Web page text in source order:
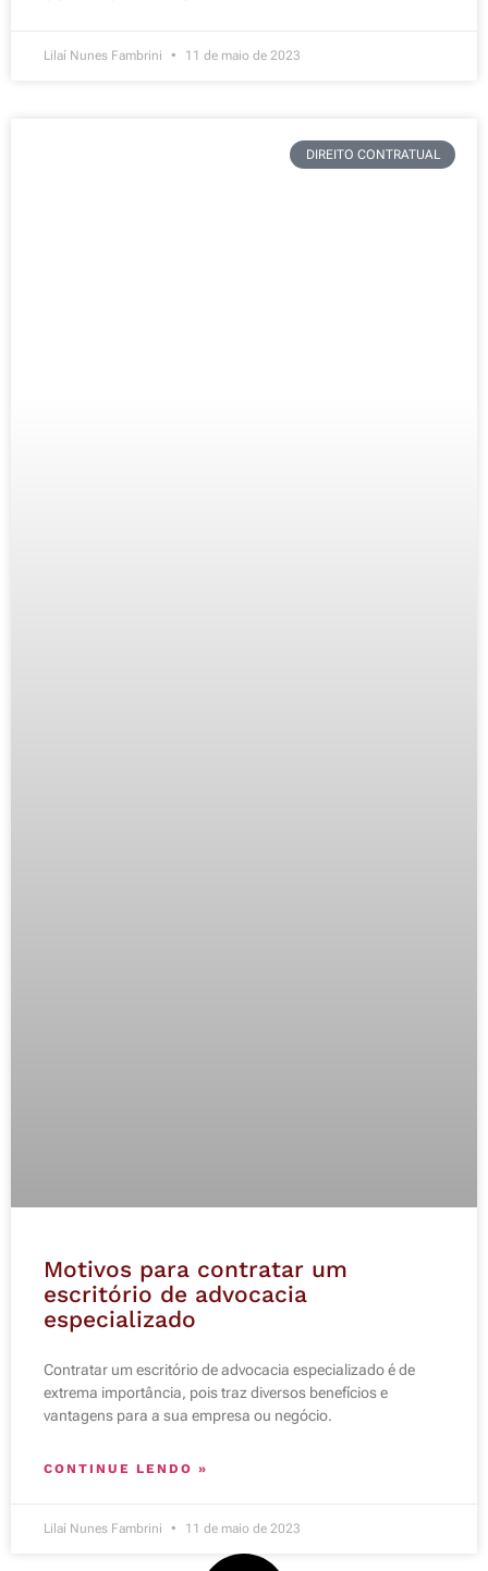
Lilaí Nunes Fambrini 11 de maio de 2023
DIREITO CONTRATUAL
Motivos para contratar um
escritório de advocacia
especializado
Contratar um escritório de advocacia especializado é de
extrema importância, pois traz diversos benefícios e
vantagens para a sua empresa ou negócio.
CONTINUE LENDO »
Lilaí Nunes Fambrini 11 de maio de 2023